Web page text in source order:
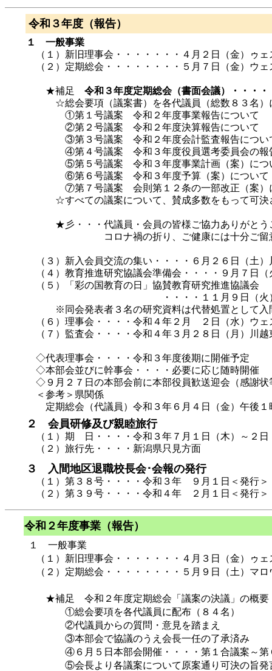
令和３年度（報告）
１ 一般事業
（１）新旧理事会・・・・・・・４月２日（金）ゥェ
（２）定期総会・・・・・・・・５月７日（金）ウ
★補足 令和３年度定期総会（書面会議）・・・
☆総会要項（議案書）を各代議員（総数８３名）
①第１号議案 令和２年度事業報告について
②第２号議案 令和２年度決算報告について
③第３号議案 令和２年度会計監査報告につい
④第４号議案 令和３年度役員選考委員会の報告
⑤第５号議案 令和３年度事業計画（案）につ
⑥第６号議案 令和３年度予算（案）について
⑦第７号議案 会則第１２条の一部改正（案）
☆すべての議案について、賛成多数をもって可決
★彡・・・代議員・会員の皆様ご協力ありがとう
コロナ禍の折り、ご健康には十分ご留意
（３）新入会員交流の集い・・・・６月２６日（土
（４）教育推進研究協議会準備会・・・・９月７日
（５）「彩の国教育の日」協賛教育研究推進協議会
・・・・１１月９日（火）川越市
※同会発表者３名の研究資料は代替処置として入
（６）理事会・・・・令和４年２月 ２日（水）ウェ
（７）監査会・・・・令和４年３月２８日（月）川越
◇代表理事会・・・・令和３年度後期に開催予定
◇本部会並びに幹事会・・・・必要に応じ随時開催
◇９月２７日の本部会前に本部役員歓送迎会（感謝状
＜参考＞県関係
定期総会（代議員）令和３年６月４日（金）午後
２ 会員研修及び親睦旅行
（１）期 日・・・・令和３年７月１日（木）～２
（２）旅行先・・・・新潟県只見方面
３ 入間地区退職校長会･会報の発行
（１）第３８号・・・・令和３年 ９月１日＜発行＞
（２）第３９号・・・・令和４年 ２月１日＜発行
令和２年度事業（報告）
１ 一般事業
（１）新旧理事会・・・・・・・４月３日（金）
（２）定期総会・・・・・・・・５月９日（土）マ
★補足 令和２年度定期総会「議案の決議」の概要
①総会要項を各代議員に配布（８４名）
②代議員からの質問・意見を踏まえ
③本部会で協議のうえ会長一任の了承済み
④６月５日本部会開催・・・・第１合議案～第
⑤会長より各議案について原案通り可決の旨発言